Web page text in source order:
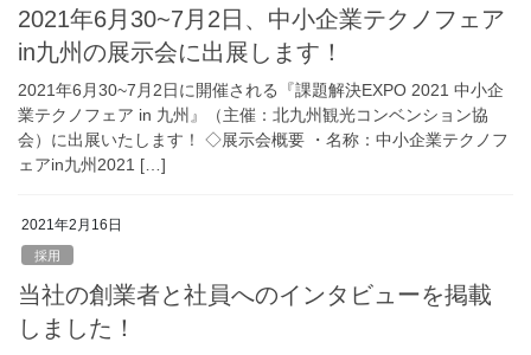
2021年6月30~7月2日、中小企業テクノフェア
in九州の展示会に出展します！
2021年6月30~7月2日に開催される『課題解決EXPO 2021 中小企
業テクノフェア in 九州』（主催：北九州観光コンベンション協
会）に出展いたします！ ◇展示会概要 ・名称：中小企業テクノフ
ェアin九州2021 […]
2021年2月16日
採用
当社の創業者と社員へのインタビューを掲載
しました！